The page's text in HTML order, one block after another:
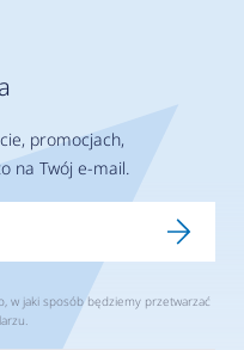
promocjach,
na Twój e-mail.
w jaki sposób będziemy przetwarzać